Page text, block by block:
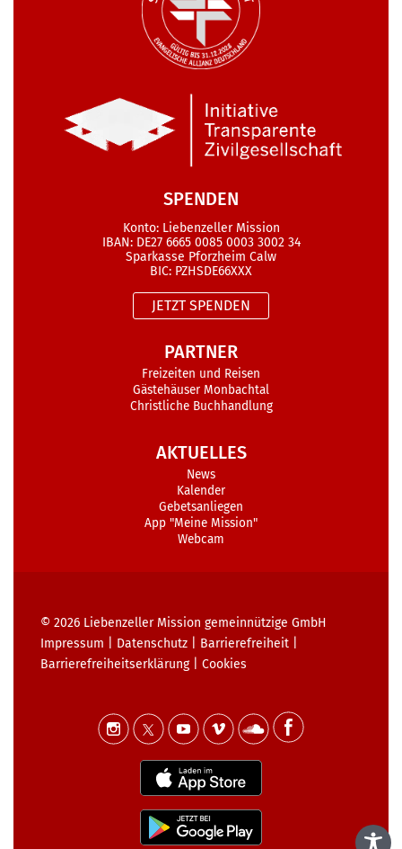
SPENDEN
Konto: Liebenzeller Mission
IBAN: DE27 6665 0085 0003 3002 34
Sparkasse Pforzheim Calw
BIC: PZHSDE66XXX
JETZT SPENDEN
PARTNER
Freizeiten und Reisen
Gästehäuser Monbachtal
Christliche Buchhandlung
AKTUELLES
News
Kalender
Gebetsanliegen
App "Meine Mission"
Webcam
© 2026 Liebenzeller Mission gemeinnützige GmbH
Impressum
Datenschutz Barrierefreiheit
Barrierefreiheits­erklärung| Cookies